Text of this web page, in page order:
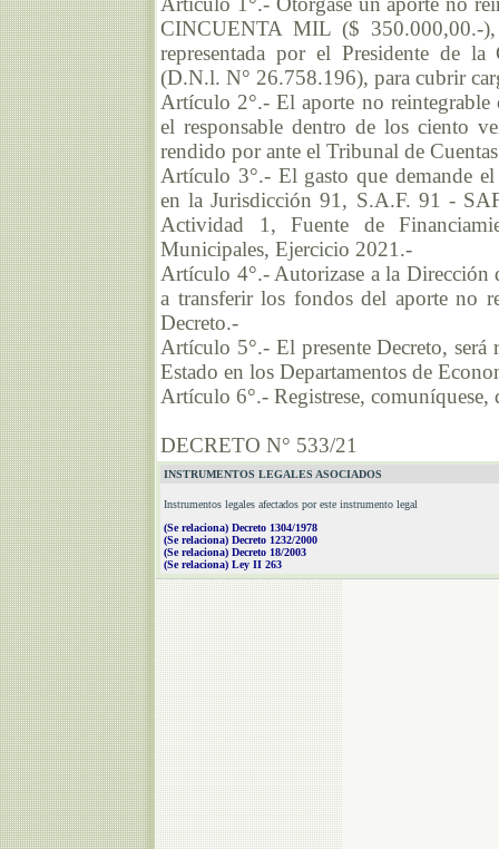
CINCUENTA MIL ($ 350.000,00.-
representada por el Presidente de
(D.N.l. N° 26.758.196), para cubrir
Artículo 2°.- El aporte no
el responsable dentro de los ciento
rendido por ante el Tribunal de
Artículo 3°.- El gasto que demande
en la Jurisdicción 91, S.A.F. 91 -
Actividad 1, Fuente de
Municipales, Ejercicio 2021.-
Artículo 4°.- Autorizase a la Dirección
a transferir los fondos del aporte no
Decreto.-
Artículo 5°.- El presente Decreto, será
Estado en los Departamentos de
Artículo 6°.- Registrese,
DECRETO N° 533/21
INSTRUMENTOS LEGALES ASOCIADOS
Instrumentos legales afectados por este instrumento legal
(Se relaciona) Decreto 1304/1978
(Se relaciona) Decreto 1232/2000
(Se relaciona) Decreto 18/2003
(Se relaciona) Ley II 263